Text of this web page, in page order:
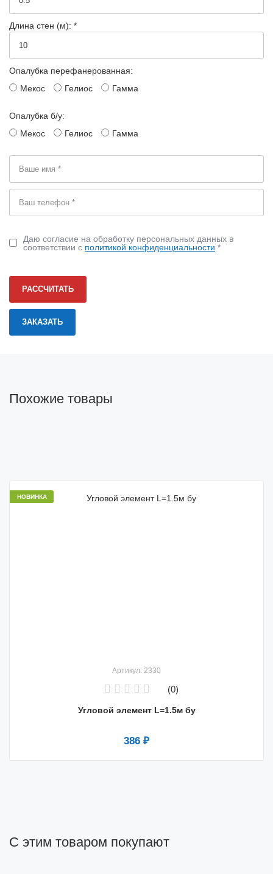
Длина стен (м): *
Опалубка перефанерованная:
Мекос
Гелиос Гамма
Опалубка б/у:
Мекос
Гелиос Гамма
Даю согласие на обработку персональных данных в
соответствии с политикой конфиденциальности *
РАССЧИТАТЬ
Похожие товары
НОВИНКА
Артикул: 2330
(0)
Угловой элемент L=1.5м бу
386 ₽
С этим товаром покупают